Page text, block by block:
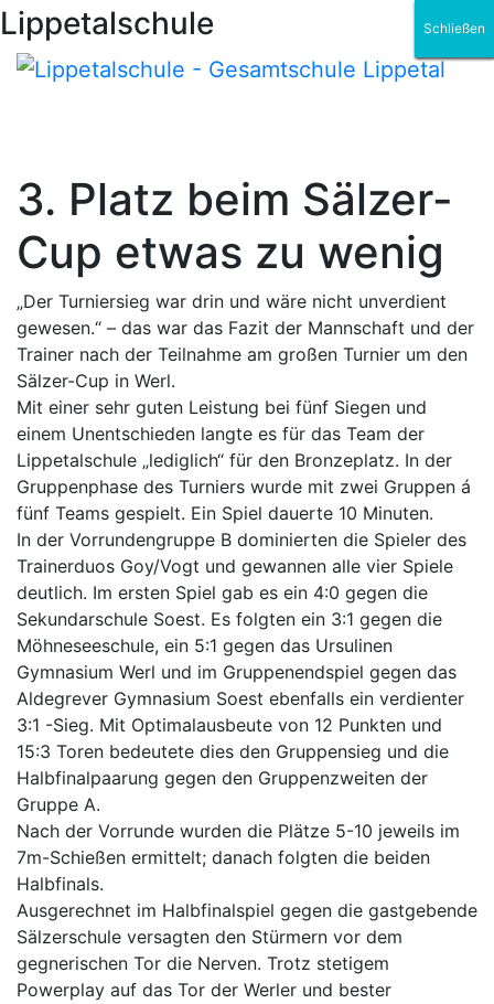
Lippetalschule
3. Platz beim Sälzer-
Cup etwas zu wenig
„Der Turniersieg war drin und wäre nicht unverdient
gewesen.“ – das war das Fazit der Mannschaft und der
Trainer nach der Teilnahme am großen Turnier um den
Sälzer-Cup in Werl.
Mit einer sehr guten Leistung bei fünf Siegen und
einem Unentschieden langte es für das Team der
Lippetalschule „lediglich“ für den Bronzeplatz. In der
Gruppenphase des Turniers wurde mit zwei Gruppen á
fünf Teams gespielt. Ein Spiel dauerte 10 Minuten.
In der Vorrundengruppe B dominierten die Spieler des
Trainerduos Goy/Vogt und gewannen alle vier Spiele
deutlich. Im ersten Spiel gab es ein 4:0 gegen die
Sekundarschule Soest. Es folgten ein 3:1 gegen die
Möhneseeschule, ein 5:1 gegen das Ursulinen
Gymnasium Werl und im Gruppenendspiel gegen das
Aldegrever Gymnasium Soest ebenfalls ein verdienter
3:1 -Sieg. Mit Optimalausbeute von 12 Punkten und
15:3 Toren bedeutete dies den Gruppensieg und die
Halbfinalpaarung gegen den Gruppenzweiten der
Gruppe A.
Nach der Vorrunde wurden die Plätze 5-10 jeweils im
7m-Schießen ermittelt; danach folgten die beiden
Halbfinals.
Ausgerechnet im Halbfinalspiel gegen die gastgebende
Sälzerschule versagten den Stürmern vor dem
gegnerischen Tor die Nerven. Trotz stetigem
Powerplay auf das Tor der Werler und bester
Schließen
Schließen
Schließen
Schließen
Schließen
Schließen